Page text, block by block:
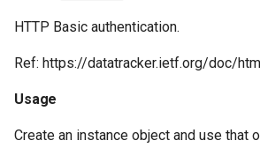
HTTP Basic authentication.
Ref: https://datatracker.ietf.org/doc/
Usage
Create an instance object and use that